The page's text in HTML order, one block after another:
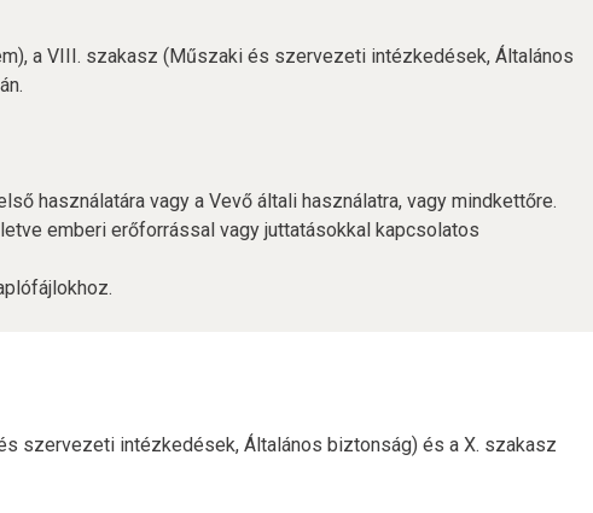
a VIII. szakasz (Műszaki és szervezeti intézkedések, Általános
használatára vagy a Vevő általi használatra, vagy mindkettőre.
emberi erőforrással vagy juttatásokkal kapcsolatos
szervezeti intézkedések, Általános biztonság) és a X. szakasz